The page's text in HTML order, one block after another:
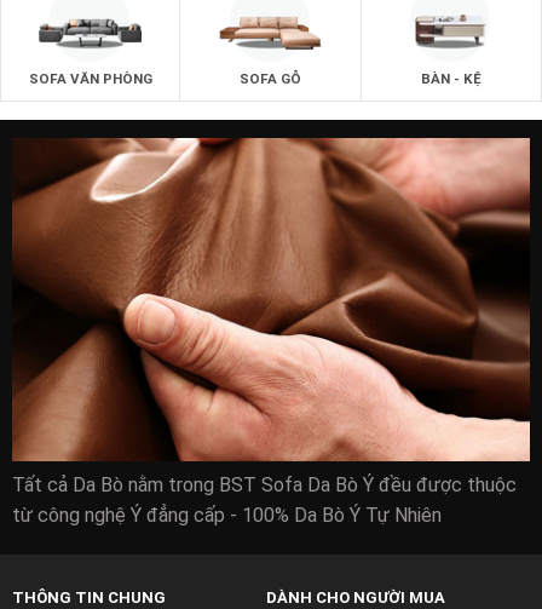
SOFA VĂN PHÒNG SOFA GỖ BÀN - KỆ
Tất cả Da Bò nằm trong BST Sofa Da Bò Ý đều được thuộc
từ công nghệ Ý đẳng cấp - 100% Da Bò Ý Tự Nhiên
THÔNG TIN CHUNG DÀNH CHO NGƯỜI MUA